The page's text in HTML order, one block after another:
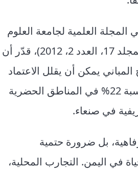
العلمية لجامعة العلوم
والتكنولوجيا اليمنية (المجلد 17، العدد 2، 2012)، قدّر أن
يمكن أن يقلل الاعتماد
على المياه الجوفية بنسبة 22% في المناطق الحضرية
بل ضرورة حتمية
في اليمن. التجارب المحلية،